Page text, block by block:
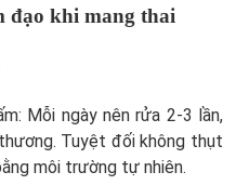
đạo khi mang thai
Mỗi ngày nên rửa 2-3 lần,
Tuyệt đối không thụt
môi trường tự nhiên.